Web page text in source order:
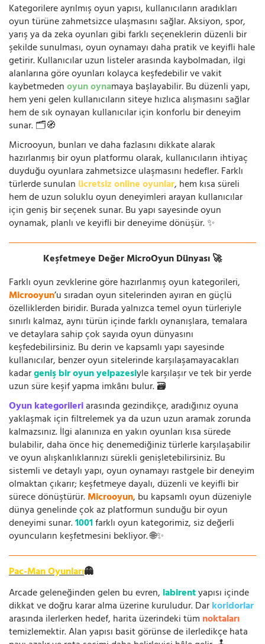
Kategorilere ayrılmış oyun yapısı, kullanıcıların aradıkları
oyun türüne zahmetsizce ulaşmasını sağlar. Aksiyon, spor,
yarış ya da zeka oyunları gibi farklı seçeneklerin düzenli bir
şekilde sunulması, oyun oynamayı daha pratik ve keyifli hale
getirir. Kullanıcılar uzun listeler arasında kaybolmadan, ilgi
alanlarına göre oyunları kolayca keşfedebilir ve vakit
kaybetmedenoyun oynamaya başlayabilir. Bu düzenli yapı,
hem yeni gelen kullanıcıların siteye hızlıca alışmasını sağlar
hem de sık oynayan kullanıcılar için konforlu bir deneyim
sunar. 🗂️🧭
Microoyun, bunları ve daha fazlasını dikkate alarak
hazırlanmış bir oyun platformu olarak, kullanıcıların ihtiyaç
duyduğu oyunlara zahmetsizce ulaşmasını hedefler. Farklı
türlerde sunulan ücretsiz online oyunlar, hem kısa süreli
hem de uzun soluklu oyun deneyimleri arayan kullanıcılar
için geniş bir seçenek sunar. Bu yapı sayesinde oyun
oynamak, planlı ve keyifli bir deneyime dönüşür. ✨
Keşfetmeye Değer MicroOyun Dünyası 🚀
Farklı oyun zevklerine göre hazırlanmış oyun kategorileri,
Microoyun’u sıradan oyun sitelerinden ayıran en güçlü
özelliklerden biridir. Burada yalnızca temel oyun türleriyle
sınırlı kalmaz, aynı türün içinde farklı oynanışlara, temalara
ve detaylara sahip çok sayıda oyun dünyasını
keşfedebilirsiniz. Bu derin ve kapsamlı yapı sayesinde
kullanıcılar, benzer oyun sitelerinde karşılaşamayacakları
kadargeniş bir oyun yelpazesiyle karşılaşır ve tek bir yerde
uzun süre keşif yapma imkânı bulur. 🗃️
Oyun kategorileriarasında gezindikçe, aradığınız oyuna
yaklaşmak için filtrelemek ya da uzun uzun aramak zorunda
kalmazsınız. İlgi alanınıza en yakın oyunları kısa sürede
bulabilir, daha önce hiç denemediğiniz türlerle karşılaşabilir
ve oyun alışkanlıklarınızı sürekli genişletebilirsiniz. Bu
sistemli ve detaylı yapı, oyun oynamayı rastgele bir deneyim
olmaktan çıkarır; keşfetmeye dayalı, düzenli ve keyifli bir
sürece dönüştürür.Microoyun, bu kapsamlı oyun düzeniyle
dünya genelinde çok az platformun sunduğu bir oyun
deneyimi sunar.1001farklı oyun kategorimiz, siz değerli
oyuncuların keşfetmesini bekliyor. 🌐✨
Pac-Man Oyunları👻
Arcade geleneğinden gelen bu evren, labirentyapısı içinde
dikkat ve doğru karar alma üzerine kuruludur. Darkoridorlar
arasında ilerlerken hedef, harita üzerindeki tüm noktaları
temizlemektir. Alan yapısı basit görünse de ilerledikçe hata